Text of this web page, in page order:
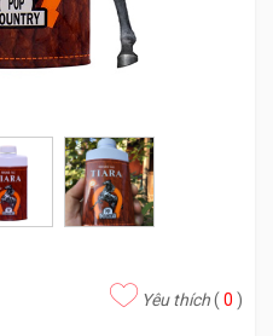
Yêu thích( 0 )